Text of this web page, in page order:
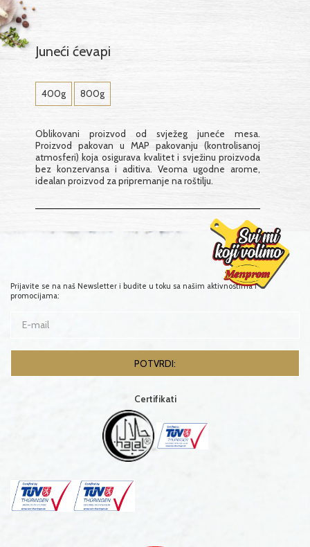
Juneći ćevapi
400g 800g
Oblikovani proizvod od svježeg juneće mesa.
Proizvod pakovan u MAP pakovanju (kontrolisanoj
atmosferi) koja osigurava kvalitet i svježinu proizvoda
bez konzervansa i aditiva. Veoma ugodne arome,
idealan proizvod za pripremanje na roštilju.
Prijavite se na naš Newsletter i budite u toku sa našim aktivnostima i
promocijama:
Certifikati